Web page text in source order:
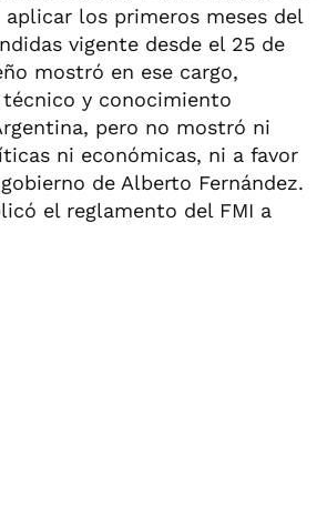
aplicar los primeros meses del
vigente desde el 25 de
mostró en ese cargo,
y conocimiento
pero no mostró ni
ni económicas, ni a favor
de Alberto Fernández.
el reglamento del FMI a